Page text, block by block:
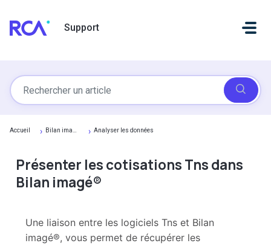
Support
Accueil Analyser les données
Présenter les cotisations Tns dans
Bilan imagé®
Une liaison entre les logiciels Tns et Bilan
imagé®, vous permet de récupérer les